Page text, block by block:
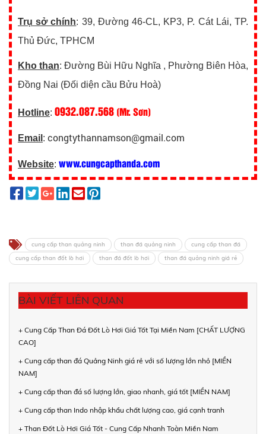
Trụ sở chính: 39, Đường 46-CL, KP3, P. Cát Lái, TP.
Thủ Đức, TPHCM
Kho than: Đường Bùi Hữu Nghĩa , Phường Biên Hòa,
Đồng Nai (Đối diện cầu Bửu Hoà)
Hotline: 0932.087.568 (Mr. Sơn)
Email : congtythannamson@gmail.com
Website: www.cungcapthanda.com
cung cấp than quảng ninh than đá quảng ninh
cung cấp than đá
cung cấp than đốt lò hơi
than đá đốt lò hơi than đá quảng ninh giá rẻ
BÀI VIẾT LIÊN QUAN
+ Cung Cấp Than Đá Đốt Lò Hơi Giá Tốt Tại Miền Nam [CHẤT LƯỢNG
CAO]
+ Cung cấp than đá Quảng Ninh giá rẻ với số lượng lớn nhỏ [MIỀN
NAM]
+ Cung cấp than đá số lượng lớn, giao nhanh, giá tốt [MIỀN NAM]
+ Cung cấp than Indo nhập khẩu chất lượng cao, giá cạnh tranh
+ Than Đốt Lò Hơi Giá Tốt - Cung Cấp Nhanh Toàn Miền Nam